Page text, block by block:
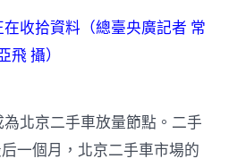
收拾資料（總臺央廣記者 常
飛 攝）
北京二手車放量節點。二手
一個月，北京二手車市場的